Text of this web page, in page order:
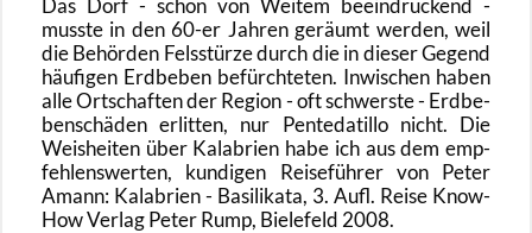
Das Dorf - schon von Wei­tem be­ein­dru­ckend -
muss­te in den 60-er Jah­ren ge­räumt wer­den, weil
die Be­hör­den Fels­stür­ze durch die in die­ser Ge­gend
häu­fi­gen Erd­be­ben be­fürch­te­ten. In­wi­schen haben
alle Ort­schaf­ten der Re­gi­on - oft schwers­te - Erd­be­
ben­schä­den er­lit­ten, nur Pen­te­da­til­lo nicht. Die
Weis­hei­ten über Ka­la­bri­en habe ich aus dem emp­
feh­lens­wer­ten, kun­di­gen Rei­se­füh­rer von Peter
Amann: Ka­la­bri­en - Ba­si­li­ka­ta, 3. Aufl. Reise Know-
How Ver­lag Peter Rump, Bie­le­feld 2008.